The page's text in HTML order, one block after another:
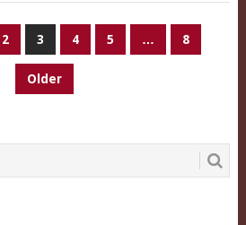
2 3 4 5 … 8
Older